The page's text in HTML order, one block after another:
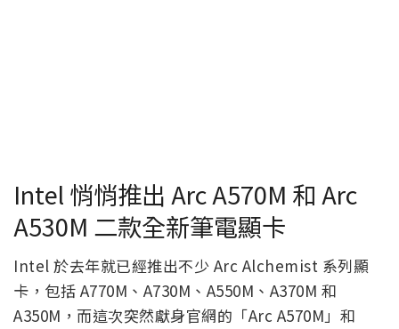
Intel 悄悄推出 Arc A570M 和 Arc
A530M 二款全新筆電顯卡
Intel 於去年就已經推出不少 Arc Alchemist 系列顯
卡，包括 A770M、A730M、A550M、A370M 和
A350M，而這次突然獻身官網的「Arc A570M」和